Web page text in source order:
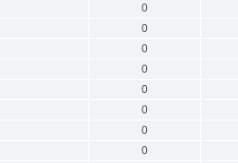
0
0
0
0
0
0
0
0